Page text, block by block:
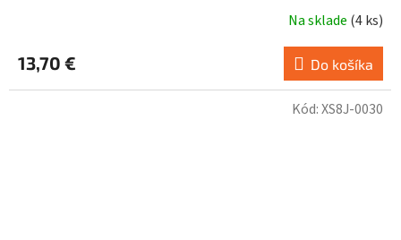
Na sklade (4 ks)
13,70 € Do košíka
Kód:XS8J-0030